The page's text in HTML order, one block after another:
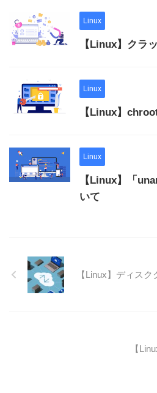
Linux
【Linux】クラ
Linux
【Linux】
Linux
【Linux】「
いて
【Linux】ディスク
【